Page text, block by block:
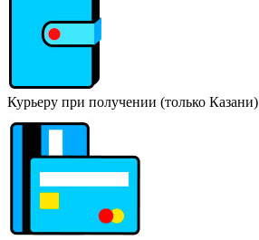
Курьеру при получении (только Казани)